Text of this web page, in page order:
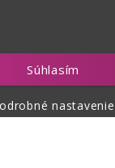
Súhlasím
nastavenie
do košíka